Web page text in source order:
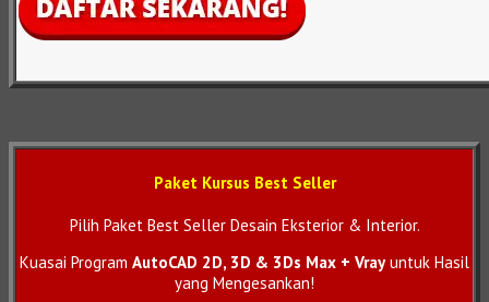
Paket Kursus Best Seller
Pilih Paket Best Seller Desain Eksterior & Interior.
Kuasai Program AutoCAD 2D, 3D & 3Ds Max + Vrayuntuk Hasil
yang Mengesankan!